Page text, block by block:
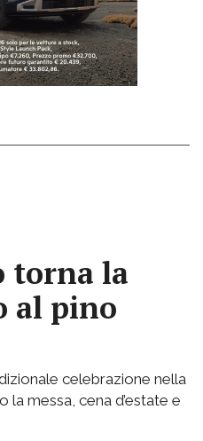
torna la
al pino
celebrazione nella
messa, cena d’estate e